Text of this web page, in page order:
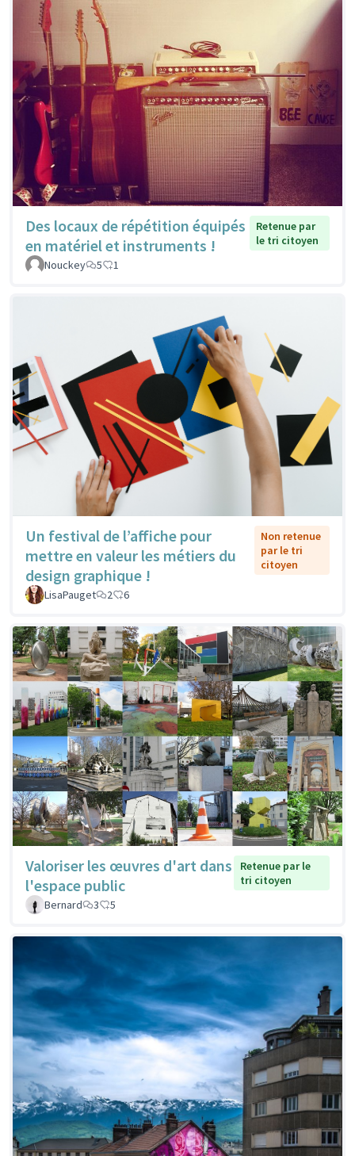
Des locaux de répétition équipés
en matériel et instruments !
Retenue par
le tri citoyen
Nouckey
5 1
Un festival de l’affiche pour
mettre en valeur les métiers du
design graphique !
Non retenue
par le tri
citoyen
LisaPauget 2 6
Valoriser les œuvres d'art dans
l'espace public
Retenue par le
tri citoyen
Bernard
3 5